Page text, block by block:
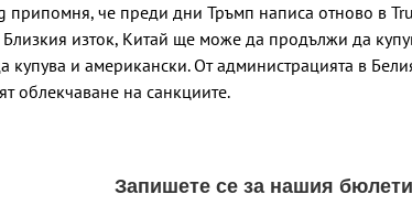
припомня, че преди дни Тръмп написа отново в
Близкия изток, Китай ще може да продължи да
купува и американски. От администрацията в
облекчаване на санкциите.